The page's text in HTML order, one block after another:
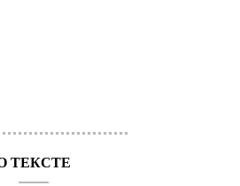
ТЕКСТЕ